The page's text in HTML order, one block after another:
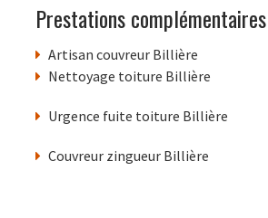
Prestations
Artisan couvreur Billière
Nettoyage toiture Billière
Urgence fuite toiture Billière
Couvreur zingueur Billière